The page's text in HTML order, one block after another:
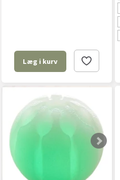
Læg i kurv